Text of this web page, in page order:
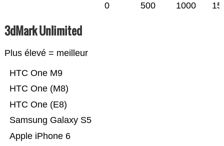
0 500 1000
3dMark Unlimited
Plus élevé = meilleur
Apple iPhone 6
Samsung Galaxy S5
HTC One (E8)
HTC One (M8)
HTC One M9